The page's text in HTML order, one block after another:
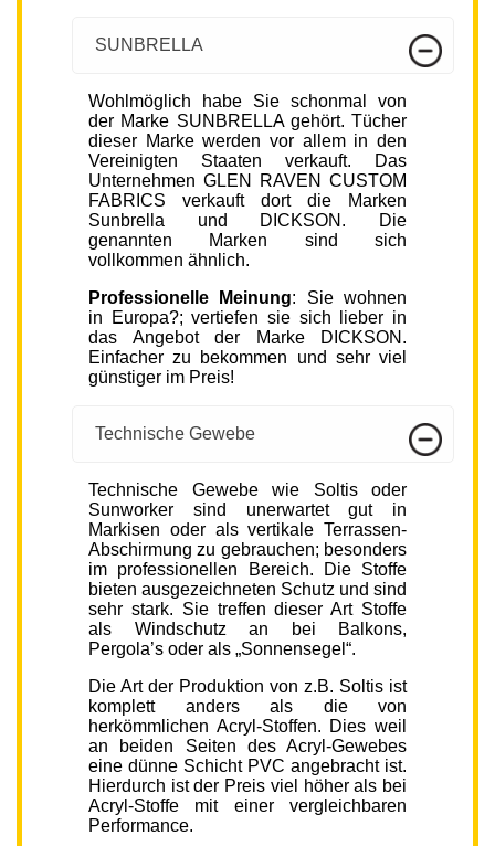
SUNBRELLA
Wohlmöglich habe Sie schonmal von
der Marke SUNBRELLA gehört. Tücher
dieser Marke werden vor allem in den
Vereinigten Staaten verkauft. Das
Unternehmen GLEN RAVEN CUSTOM
FABRICS verkauft dort die Marken
Sunbrella und DICKSON. Die
genannten Marken sind sich
vollkommen ähnlich.
Professionelle Meinung: Sie wohnen
in Europa?; vertiefen sie sich lieber in
das Angebot der Marke DICKSON.
Einfacher zu bekommen und sehr viel
günstiger im Preis!
Technische Gewebe
Technische Gewebe wie Soltis oder
Sunworker sind unerwartet gut in
Markisen oder als vertikale Terrassen-
Abschirmung zu gebrauchen; besonders
im professionellen Bereich. Die Stoffe
bieten ausgezeichneten Schutz und sind
sehr stark. Sie treffen dieser Art Stoffe
als Windschutz an bei Balkons,
Pergola’s oder als „Sonnensegel“.
Die Art der Produktion von z.B. Soltis ist
komplett anders als die von
herkömmlichen Acryl-Stoffen. Dies weil
an beiden Seiten des Acryl-Gewebes
eine dünne Schicht PVC angebracht ist.
Hierdurch ist der Preis viel höher als bei
Acryl-Stoffe mit einer vergleichbaren
Performance.